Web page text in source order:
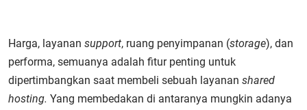
Harga, layanan support, ruang penyimpanan (storage), dan
performa, semuanya adalah fitur penting untuk
dipertimbangkan saat membeli sebuah layanan shared
hosting. Yang membedakan di antaranya mungkin adanya